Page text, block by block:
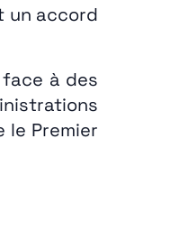
un accord
à des
Premier